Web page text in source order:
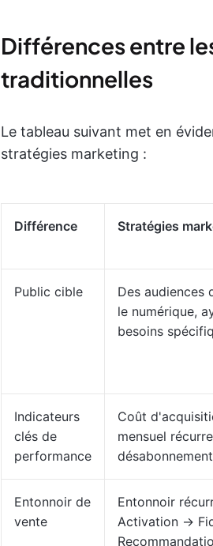
Différences entre
traditionnelles
Le tableau suivant met en
stratégies marketing :
Différence Stratégies
Public cible
Des audiences
le numérique,
besoins
Indicateurs
clés de
performance
Coût
mensuel
Entonnoir de
vente
Entonnoir
Activation →